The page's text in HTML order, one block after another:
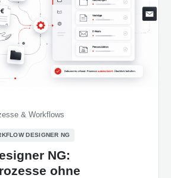
& Workflows
DESIGNER NG
NG:
ohne